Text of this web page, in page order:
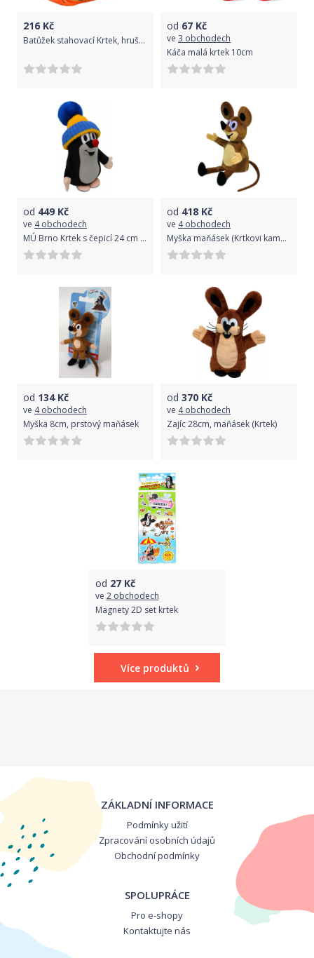
216 Kč
Batůžek stahovací Krtek, hruška
od 67 Kč
ve 3 obchodech
Káča malá krtek 10cm
od 449 Kč
ve 4 obchodech
MÚ Brno Krtek s čepicí 24 cm Modrý kulich
od 418 Kč
ve 4 obchodech
Myška maňásek (Krtkovi kamarádi) 40cm
od 134Kč
ve 4 obchodech
Myška 8cm, prstový maňásek
od 370 Kč
ve 4 obchodech
Zajíc 28cm, maňásek (Krtek)
od 27Kč
ve 2 obchodech
Magnety 2D set krtek
Více produktů
ZÁKLADNÍ INFORMACE
Podmínky užití
Zpracování osobních údajů
Obchodní podmínky
SPOLUPRÁCE
Pro e-shopy
Kontaktujte nás